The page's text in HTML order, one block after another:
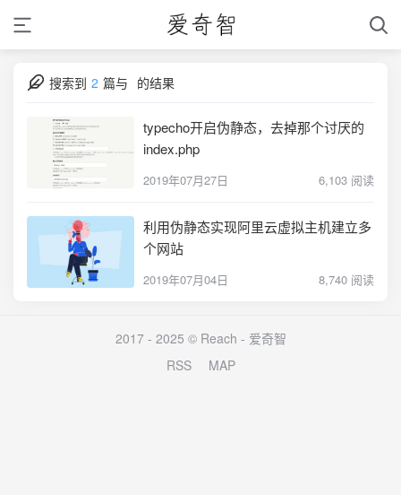
搜索到 2 篇与 的结果
typecho开启伪静态，去掉那个讨厌的
index.php
2019年07月27日 6,103 阅读
利用伪静态实现阿里云虚拟主机建立多
个网站
2019年07月04日 8,740 阅读
2017 - 2025 © Reach - 爱奇智
RSS
MAP